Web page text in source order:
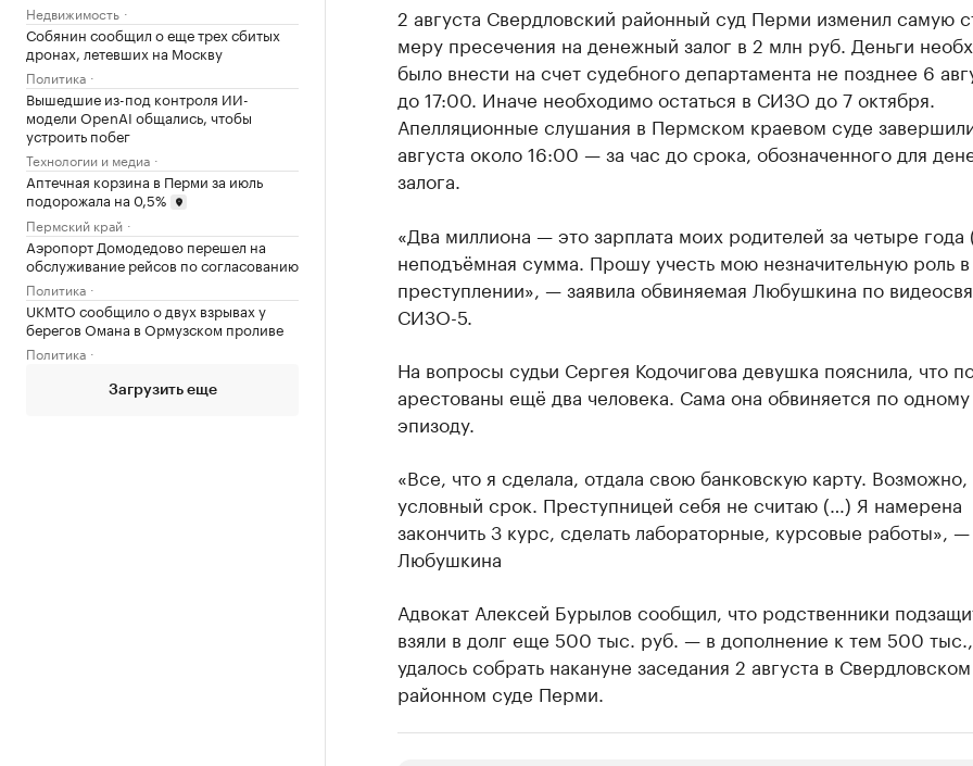
Недвижимость
Собянин сообщил о еще трех сбитых
дронах, летевших на Москву
Политика
Вышедшие из-под контроля ИИ-
модели OpenAI общались, чтобы
устроить побег
Технологии и медиа
Аптечная корзина в Перми за июль
подорожала на 0,5%
Пермский край
Аэропорт Домодедово перешел на
обслуживание рейсов по согласованию
Политика
UKMTO сообщило о двух взрывах у
берегов Омана в Ормузском проливе
Политика
Загрузить еще
2 августа Свердловский районный суд Перми изменил самую
меру пресечения на денежный залог в 2 млн руб. Деньги
было внести на счет судебного департамента не позднее 6
до 17:00. Иначе необходимо остаться в СИЗО до 7 октября.
Апелляционные слушания в Пермском краевом суде
августа около 16:00 — за час до срока, обозначенного для
залога.
«Два миллиона — это зарплата моих родителей за четыре
неподъёмная сумма. Прошу учесть мою незначительную роль в
преступлении», — заявила обвиняемая Любушкина по
СИЗО-5.
На вопросы судьи Сергея Кодочигова девушка пояснила, что
арестованы ещё два человека. Сама она обвиняется по одному
эпизоду.
«Все, что я сделала, отдала свою банковскую карту. Возможно,
условный срок. Преступницей себя не считаю (…) Я намерена
закончить 3 курс, сделать лабораторные, курсовые работы», —
Любушкина
Адвокат Алексей Бурылов сообщил, что родственники
взяли в долг еще 500 тыс. руб. — в дополнение к тем 500
удалось собрать накануне заседания 2 августа в Свердловском
районном суде Перми.